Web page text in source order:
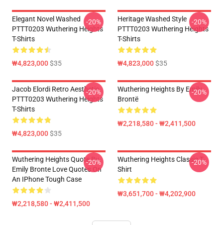
Elegant Novel Washed
PTTT0203 Wuthering Heights
T-Shirts
₩4,823,000$35
-20%
Heritage Washed Style
PTTT0203 Wuthering Heights
T-Shirts
₩4,823,000$35
-20%
Jacob Elordi Retro Aesthetic
PTTT0203 Wuthering Heights
T-Shirts
₩4,823,000$35
-20%
Wuthering Heights By Emily
Brontë
₩2,218,580 - ₩2,411,500
-20%
Wuthering Heights Quote By
Emily Bronte Love Quotes On
An IPhone Tough Case
₩2,218,580 - ₩2,411,500
-20%
Wuthering Heights Classic T-
Shirt
₩3,651,700 - ₩4,202,900
-20%